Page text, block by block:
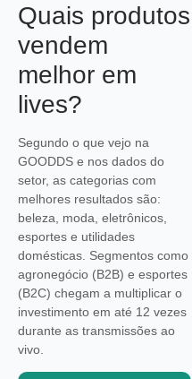
Quais produtos
vendem
melhor em
lives?
Segundo o que vejo na
GOODDS e nos dados do
setor, as categorias com
melhores resultados são:
beleza, moda, eletrônicos,
esportes e utilidades
domésticas. Segmentos como
agronegócio (B2B) e esportes
(B2C) chegam a multiplicar o
investimento em até 12 vezes
durante as transmissões ao
vivo.